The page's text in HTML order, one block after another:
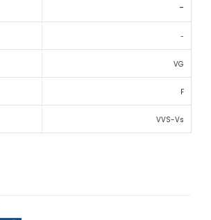
-
-
VG
F
VVS-Vs